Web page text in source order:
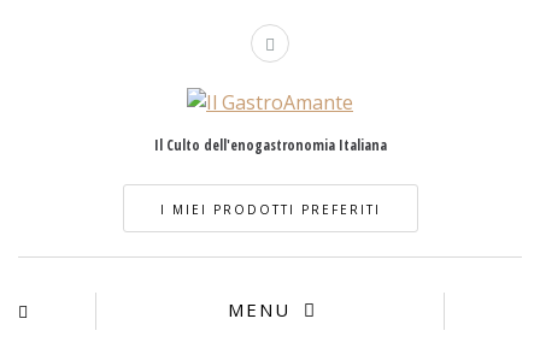
Il Culto dell'enogastronomia Italiana
I MIEI PRODOTTI PREFERITI
MENU